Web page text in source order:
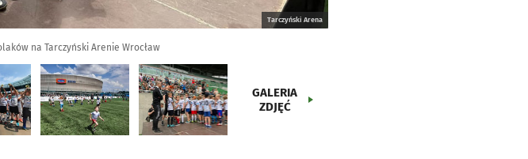
Tarczyński Arena
na Tarczyński Arenie Wrocław
GALERIA
ZDJĘĆ